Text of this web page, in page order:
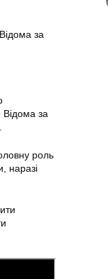
за
за
роль
наразі